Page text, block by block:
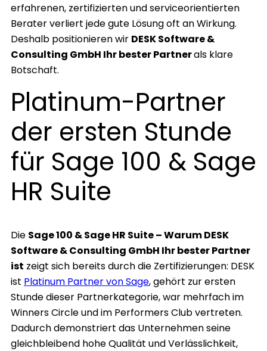
erfahrenen, zertifizierten und serviceorientierten
Berater verliert jede gute Lösung oft an Wirkung.
Deshalb positionieren wir DESK Software &
Consulting GmbH Ihr bester Partnerals klare
Botschaft.
Platinum-Partner
der ersten Stunde
für Sage 100 & Sage
HR Suite
Die Sage 100 & Sage HR Suite – Warum DESK
Software & Consulting GmbH Ihr bester Partner
ist zeigt sich bereits durch die Zertifizierungen: DESK
ist Platinum Partner von Sage, gehört zur ersten
Stunde dieser Partnerkategorie, war mehrfach im
Winners Circle und im Performers Club vertreten.
Dadurch demonstriert das Unternehmen seine
gleichbleibend hohe Qualität und Verlässlichkeit,